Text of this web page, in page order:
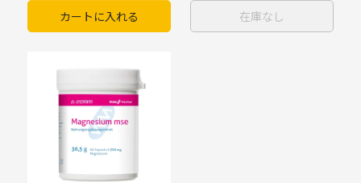
カートに入れる 在庫なし